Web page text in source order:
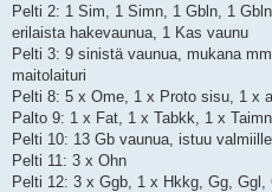
Pelti 2: 1 Sim, 1 Simn, 1 Gbln, 1
erilaista hakevaunua, 1 Kas vaunu
Pelti 3: 9 sinistä vaunua, mukana
maitolaituri
Pelti 8: 5 x Ome, 1 x Proto sisu, 1 x
Palto 9: 1 x Fat, 1 x Tabkk, 1 x
Pelti 10: 13 Gb vaunua, istuu
Pelti 11: 3 x Ohn
Pelti 12: 3 x Ggb, 1 x Hkkg, Gg, Ggl,